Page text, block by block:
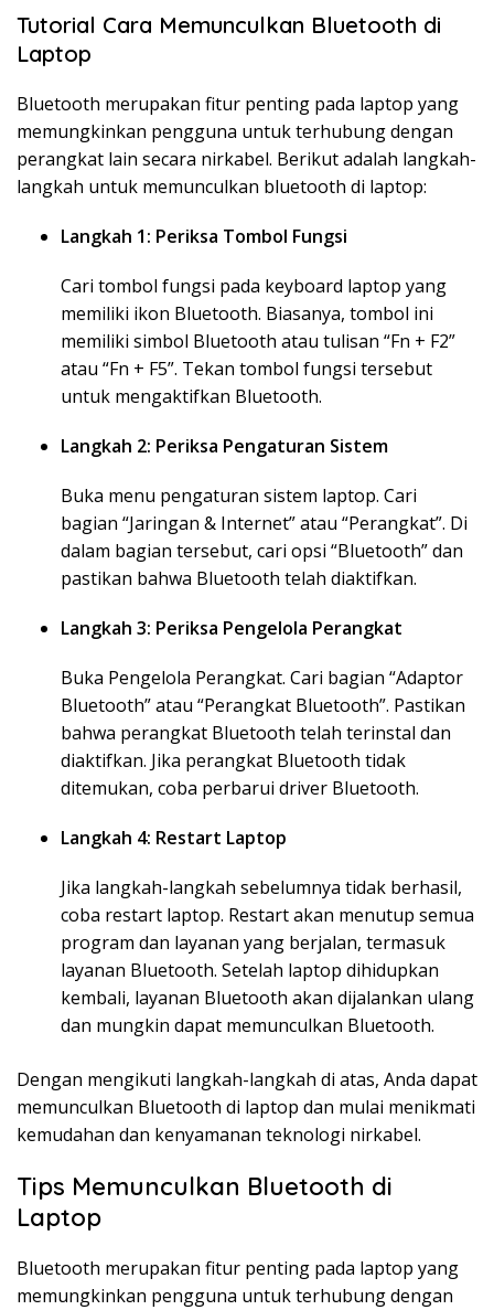
Tutorial Cara Memunculkan Bluetooth di
Laptop
Bluetooth merupakan fitur penting pada laptop yang
memungkinkan pengguna untuk terhubung dengan
perangkat lain secara nirkabel. Berikut adalah langkah-
langkah untuk memunculkan bluetooth di laptop:
Langkah 1: Periksa Tombol Fungsi
Cari tombol fungsi pada keyboard laptop yang
memiliki ikon Bluetooth. Biasanya, tombol ini
memiliki simbol Bluetooth atau tulisan “Fn + F2”
atau “Fn + F5”. Tekan tombol fungsi tersebut
untuk mengaktifkan Bluetooth.
Langkah 2: Periksa Pengaturan Sistem
Buka menu pengaturan sistem laptop. Cari
bagian “Jaringan & Internet” atau “Perangkat”. Di
dalam bagian tersebut, cari opsi “Bluetooth” dan
pastikan bahwa Bluetooth telah diaktifkan.
Langkah 3: Periksa Pengelola Perangkat
Buka Pengelola Perangkat. Cari bagian “Adaptor
Bluetooth” atau “Perangkat Bluetooth”. Pastikan
bahwa perangkat Bluetooth telah terinstal dan
diaktifkan. Jika perangkat Bluetooth tidak
ditemukan, coba perbarui driver Bluetooth.
Langkah 4: Restart Laptop
Jika langkah-langkah sebelumnya tidak berhasil,
coba restart laptop. Restart akan menutup semua
program dan layanan yang berjalan, termasuk
layanan Bluetooth. Setelah laptop dihidupkan
kembali, layanan Bluetooth akan dijalankan ulang
dan mungkin dapat memunculkan Bluetooth.
Dengan mengikuti langkah-langkah di atas, Anda dapat
memunculkan Bluetooth di laptop dan mulai menikmati
kemudahan dan kenyamanan teknologi nirkabel.
Tips Memunculkan Bluetooth di
Laptop
Bluetooth merupakan fitur penting pada laptop yang
memungkinkan pengguna untuk terhubung dengan